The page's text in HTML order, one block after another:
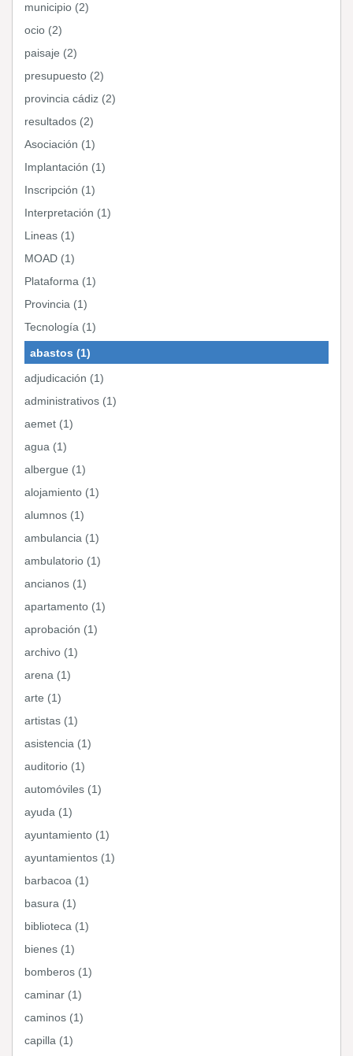
municipio (2)
ocio (2)
paisaje (2)
presupuesto (2)
provincia cádiz (2)
resultados (2)
Asociación (1)
Implantación (1)
Inscripción (1)
Interpretación (1)
Lineas (1)
MOAD (1)
Plataforma (1)
Provincia (1)
Tecnología (1)
abastos (1)
adjudicación (1)
administrativos (1)
aemet (1)
agua (1)
albergue (1)
alojamiento (1)
alumnos (1)
ambulancia (1)
ambulatorio (1)
ancianos (1)
apartamento (1)
aprobación (1)
archivo (1)
arena (1)
arte (1)
artistas (1)
asistencia (1)
auditorio (1)
automóviles (1)
ayuda (1)
ayuntamiento (1)
ayuntamientos (1)
barbacoa (1)
basura (1)
biblioteca (1)
bienes (1)
bomberos (1)
caminar (1)
caminos (1)
capilla (1)